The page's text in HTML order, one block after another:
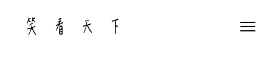
content